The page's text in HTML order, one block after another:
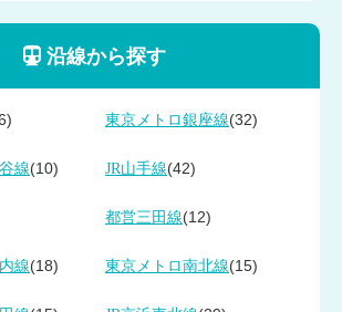
沿線から探す
東京メトロ銀座線(32)
線(10) JR山手線(42)
都営三田線(12)
線(18) 東京メトロ南北線(15)